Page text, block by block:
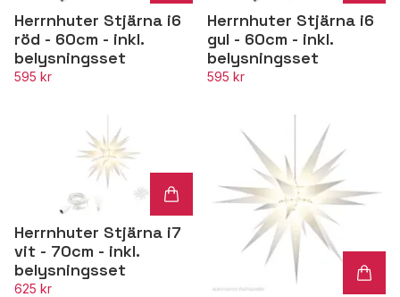
Herrnhuter Stjärna i6
röd - 60cm - inkl.
belysningsset
595 kr
Herrnhuter Stjärna i6
gul - 60cm - inkl.
belysningsset
595 kr
Herrnhuter Stjärna i7
vit - 70cm - inkl.
belysningsset
625 kr